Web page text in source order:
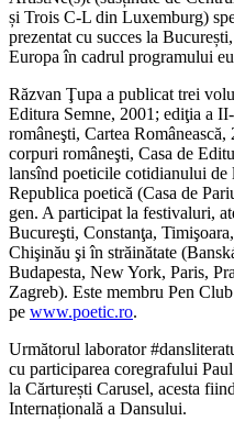
și Trois C-L din Luxemburg)
prezentat cu succes la
Europa în cadrul programului
Răzvan Ţupa a publicat trei
Editura Semne, 2001; ediţia a
româneşti, Cartea
corpuri româneşti, Casa de
lansînd poeticile cotidianului de
Republica poetică (Casa de
gen. A participat la festivaluri,
Bucureşti, Constanţa,
Chişinău şi în străinătate
Budapesta, New York, Paris,
Zagreb). Este membru Pen
pe www.poetic.ro.
Următorul laborator
cu participarea coregrafului
la Cărturești Carusel, acesta
Internațională a Dansului.